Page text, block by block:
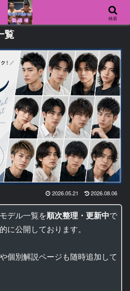
覧
2026.05.21 2026.08.06
デル一覧を順次整理・更新中で
に公開しております。
個別解説ページも随時追加して
検索